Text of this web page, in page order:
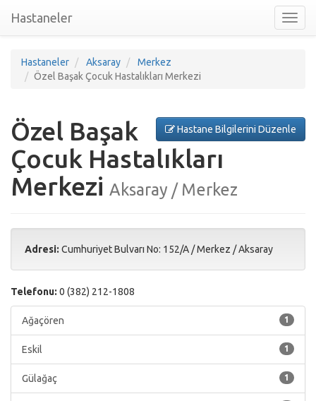
nav
Hastaneler
Hastaneler Aksaray
Merkez
Özel Başak Çocuk Hastalıkları Merkezi
Hastane Bilgilerini Düzenle
Özel Başak
Çocuk Hastalıkları
Merkezi Aksaray / Merkez
Adresi: Cumhuriyet Bulvarı No: 152/A /Merkez /Aksaray
Telefonu: 0 (382) 212-1808
1
Ağaçören
1
Eskil
1
Gülağaç